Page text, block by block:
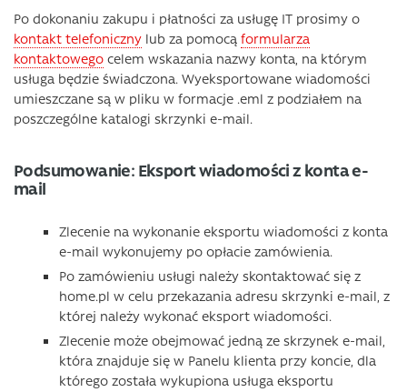
Po dokonaniu zakupu i płatności za usługę IT prosimy o
kontakt telefoniczny lub za pomocą formularza
kontaktowego celem wskazania nazwy konta, na którym
usługa będzie świadczona. Wyeksportowane wiadomości
umieszczane są w pliku w formacje .eml z podziałem na
poszczególne katalogi skrzynki e-mail.
Podsumowanie: Eksport wiadomości z konta e-
mail
Zlecenie na wykonanie eksportu wiadomości z konta
e-mail wykonujemy po opłacie zamówienia.
Po zamówieniu usługi należy skontaktować się z
home.pl w celu przekazania adresu skrzynki e-mail, z
której należy wykonać eksport wiadomości.
Zlecenie może obejmować jedną ze skrzynek e-mail,
która znajduje się w Panelu klienta przy koncie, dla
którego została wykupiona usługa eksportu